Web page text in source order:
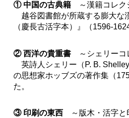
① 中国の古典籍～漢籍コレク
越谷図書館が所蔵する膨大な
（慶長古活字本）』（1596-
② 西洋の貴重書～シェリーコ
英詩人シェリー（P. B.
の思想家ホッブズの著作集（
た。
③ 印刷の東西～版木・活字と